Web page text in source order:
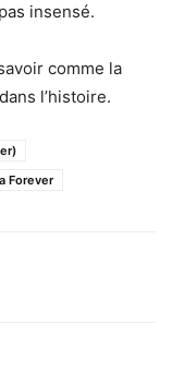
insensé.
comme la
l’histoire.
Forever